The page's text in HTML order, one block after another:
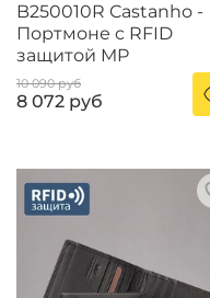
B250010R Castanho -
Портмоне c RFID
защитой MP
10 090 руб
8 072 руб